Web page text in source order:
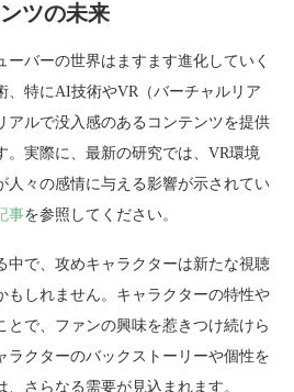
ツの未来
バーの世界はますます進化していく
、特にAI技術やVR（バーチャルリア
アルで没入感のあるコンテンツを提供
。実際に、最新の研究では、VR環境
人々の感情に与える影響が示されてい
事を参照してください。
中で、攻めキャラクターは新たな視聴
もしれません。キャラクターの特性や
とで、ファンの興味を惹きつけ続けら
ラクターのバックストーリーや個性を
さらなる需要が見込まれます。